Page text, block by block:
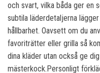
och svart, vilka båda ger en
subtila läderdetaljerna
hållbarhet. Oavsett om du
favoriträtter eller grilla så
dina kläder utan också ge
mästerkock.Personligt